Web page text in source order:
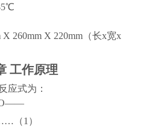
℃
X 260mm X 220mm （长x宽x
工作原理
应式为：
——
（1 ）